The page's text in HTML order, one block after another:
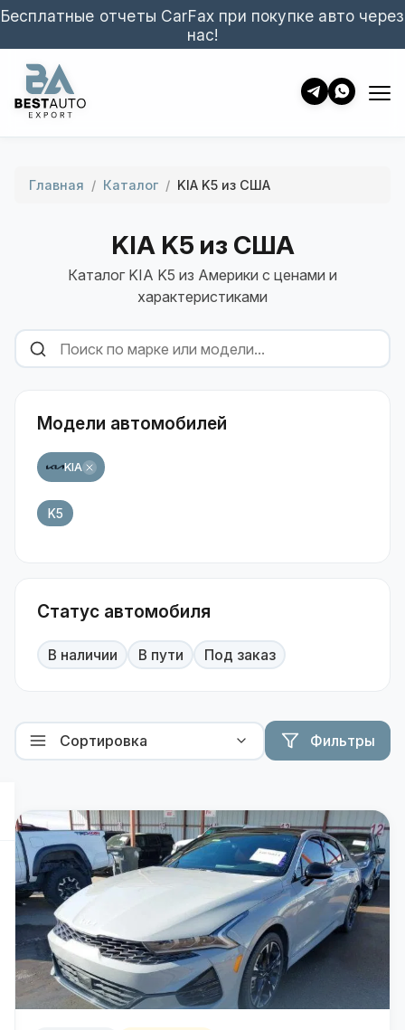
Бесплатные отчеты CarFax при покупке авто через
нас!
Главная / Каталог / KIA K5 из США
KIA K5 из США
Каталог KIA K5 из Америки с ценами и
характеристиками
Модели автомобилей
KIA
K5
Статус автомобиля
В наличии В пути Под заказ
Фильтры